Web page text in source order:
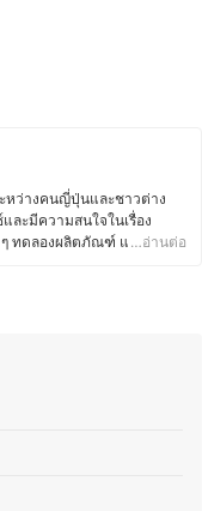
หว่างคนญี่ปุ่นและชาวต่าง
ะมีความสนใจในเรื่อง
ทดลองผลิตภัณฑ์ และอ่าน
…อ่านต่อ